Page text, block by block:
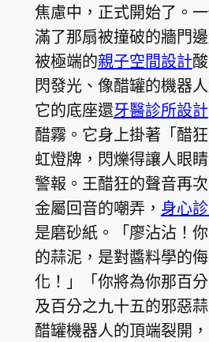
焦慮中，正式開始了。
滿了那扇被撞破的牆門
被極端的親子空間設計
閃發光、像醋罐的機器
它的底座還牙醫診所設計
醋霧。它身上掛著「醋
虹燈牌，閃爍得讓人眼
警報。王醋狂的聲音再
金屬回音的嘲弄， 身心
是磨砂紙。「廖沾沾！
的蒜泥，是對醬料學的
化！」「你將為你那百
及百分之九十五的邪惡蒜
醋罐機器人的頂端裂開